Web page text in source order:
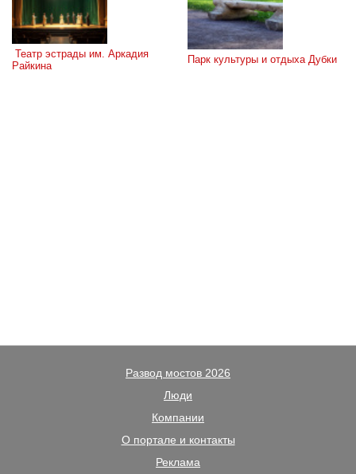
Райкина
Парк культуры и отдыха Дубки
Развод мостов 2026
Люди
Компании
О портале и контакты
Реклама